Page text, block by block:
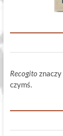
Recogito
czymś.